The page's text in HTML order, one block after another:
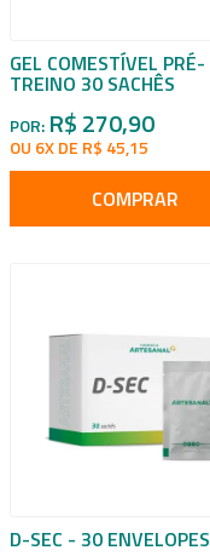
GEL COMESTÍVEL PRÉ-
TREINO 30 SACHÊS
POR: R$ 270,90
OU 6X DE R$ 45,15
COMPRAR
D-SEC - 30 ENVELOPES